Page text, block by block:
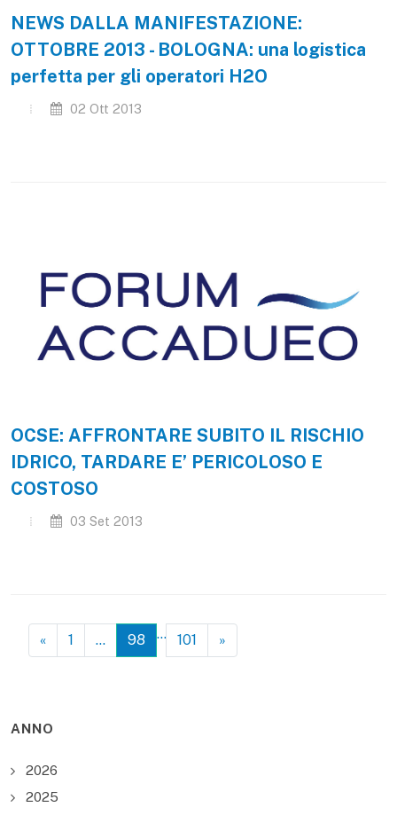
NEWS DALLA MANIFESTAZIONE:
OTTOBRE 2013 - BOLOGNA: una logistica
perfetta per gli operatori H2O
02 Ott 2013
OCSE: AFFRONTARE SUBITO IL RISCHIO
IDRICO, TARDARE E’ PERICOLOSO E
COSTOSO
03 Set 2013
« 1 … 98 … 101 »
ANNO
2026
2025